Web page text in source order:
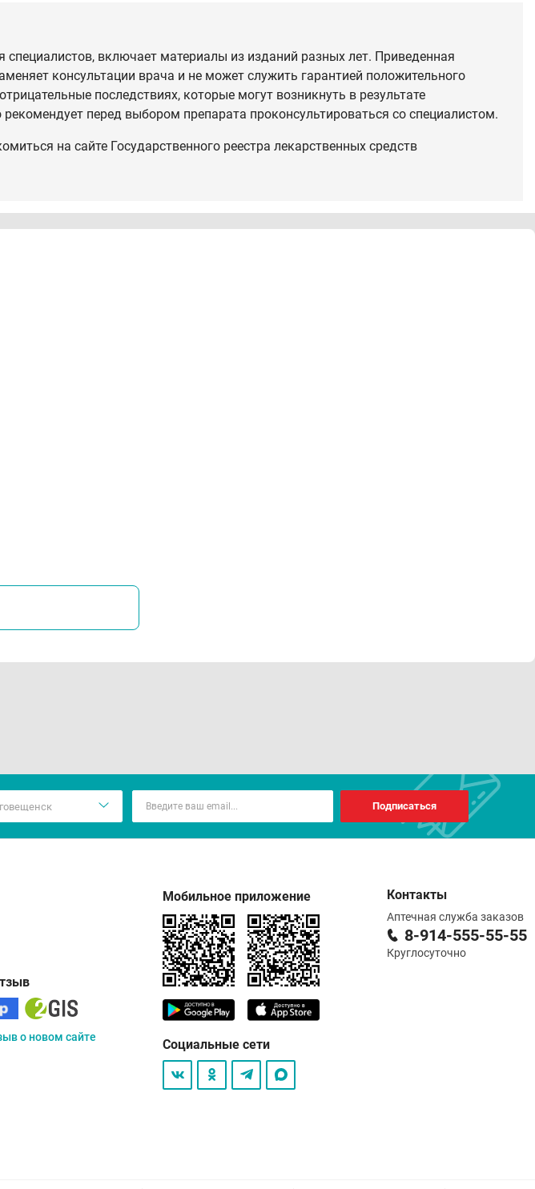
включает материалы из изданий разных лет. Приведенная
консультации врача и не может служить гарантией положительного
последствиях, которые могут возникнуть в результате
перед выбором препарата проконсультироваться со специалистом.
на сайте Государственного реестра лекарственных средств
Подписаться
о новом сайте
Мобильное приложение
Социальные сети
Контакты
Аптечная служба заказов
8-914-555-55-55
Круглосуточно